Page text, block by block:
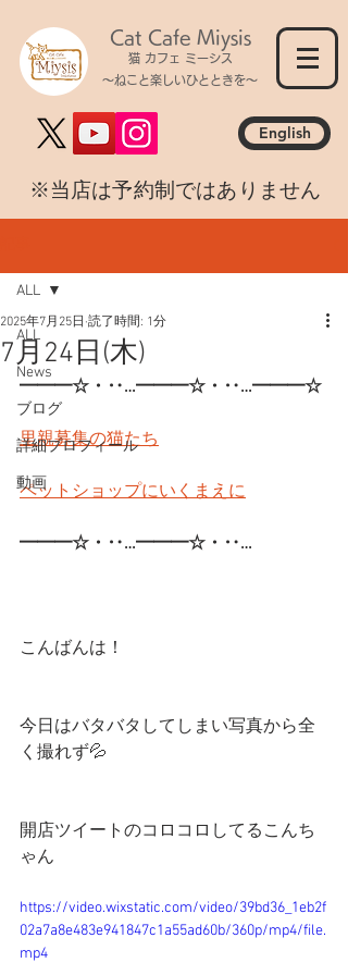
Cat Cafe Miysis
猫 カフェ ミーシス
～ねこと楽しいひとときを～
English
​※当店は予約制ではありません
ALL
News
ブログ
詳細プロフィール
動画
ALL
7月24日(木)
2025年7月25日 読了時間: 1分
━━━☆・‥…━━━☆・‥…━━━☆
里親募集の猫たち
ペットショップにいくまえに
━━━☆・‥…━━━☆・‥…
こんばんは！
今日はバタバタしてしまい写真から全
く撮れず💦
開店ツイートのコロコロしてるこんち
ゃん
https://video.wixstatic.com/video/39bd36_1eb2f
02a7a8e483e941847c1a55ad60b/360p/mp4/file.
mp4